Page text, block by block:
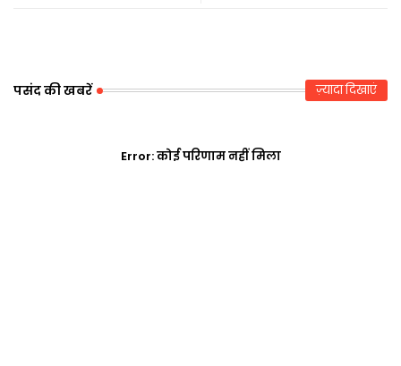
पसंद की खबरें ज़्यादा दिखाएं
Error:कोई परिणाम नहीं मिला